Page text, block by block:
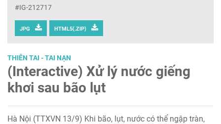
#IG-212717
JPG HTML5(.ZIP)
THIÊN TAI - TAI NẠN
(Interactive) Xử lý nước giếng
khơi sau bão lụt
Hà Nội (TTXVN 13/9) Khi bão, lụt, nước có thể ngập tràn,